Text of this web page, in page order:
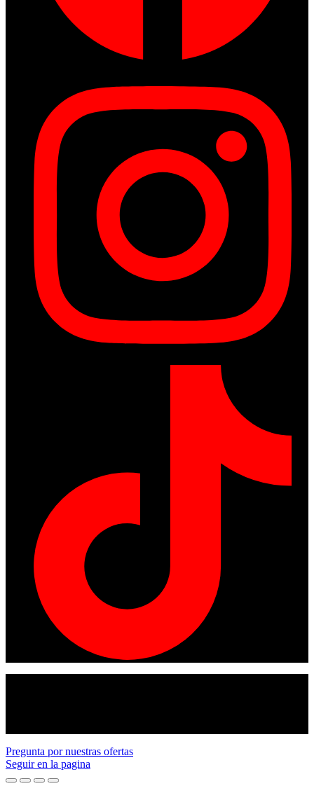
Pregunta por nuestras ofertas
Seguir en la pagina